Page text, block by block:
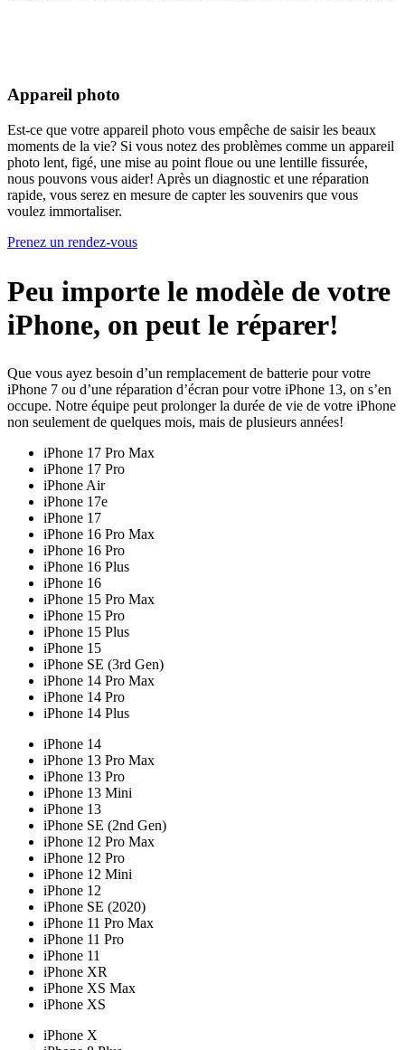
Appareil photo
Est-ce que votre appareil photo vous empêche de saisir les beaux
moments de la vie? Si vous notez des problèmes comme un appareil
photo lent, figé, une mise au point floue ou une lentille fissurée,
nous pouvons vous aider! Après un diagnostic et une réparation
rapide, vous serez en mesure de capter les souvenirs que vous
voulez immortaliser.
Prenez un rendez-vous
Peu importe le modèle de votre
iPhone, on peut le réparer!
Que vous ayez besoin d’un remplacement de batterie pour votre
iPhone 7 ou d’une réparation d’écran pour votre iPhone 13, on s’en
occupe. Notre équipe peut prolonger la durée de vie de votre iPhone
non seulement de quelques mois, mais de plusieurs années!
iPhone 17 Pro Max
iPhone 17 Pro
iPhone Air
iPhone 17e
iPhone 17
iPhone 16 Pro Max
iPhone 16 Pro
iPhone 16 Plus
iPhone 16
iPhone 15 Pro Max
iPhone 15 Pro
iPhone 15 Plus
iPhone 15
iPhone SE (3rd Gen)
iPhone 14 Pro Max
iPhone 14 Pro
iPhone 14 Plus
iPhone 14
iPhone 13 Pro Max
iPhone 13 Pro
iPhone 13 Mini
iPhone 13
iPhone SE (2nd Gen)
iPhone 12 Pro Max
iPhone 12 Pro
iPhone 12 Mini
iPhone 12
iPhone SE (2020)
iPhone 11 Pro Max
iPhone 11 Pro
iPhone 11
iPhone XR
iPhone XS Max
iPhone XS
iPhone X